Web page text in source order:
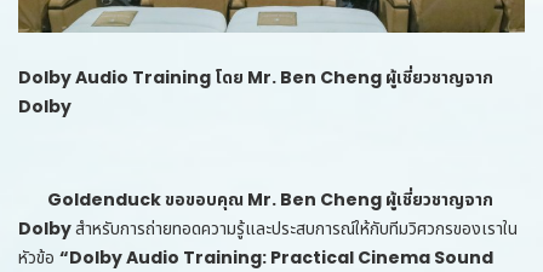
Dolby Audio Training โดย Mr. Ben Cheng ผู้เชี่ยวชาญจาก
Dolby
Goldenduck ขอขอบคุณ Mr. Ben Cheng ผู้เชี่ยวชาญจาก
Dolbyสำหรับการถ่ายทอดความรู้และประสบการณ์ให้กับทีมวิศวกรของเราใน
หัวข้อ “Dolby Audio Training: Practical Cinema Sound